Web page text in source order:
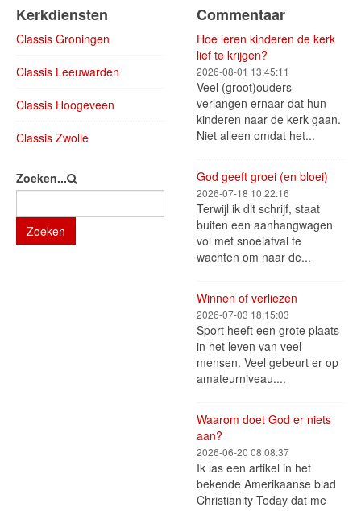
Kerkdiensten
Classis Groningen
Classis Leeuwarden
Classis Hoogeveen
Classis Zwolle
Zoeken...
Zoeken
Commentaar
Hoe leren kinderen de kerk
lief te krijgen?
2026-08-01 13:45:11
Veel (groot)ouders
verlangen ernaar dat hun
kinderen naar de kerk gaan.
Niet alleen omdat het...
God geeft groei (en bloei)
2026-07-18 10:22:16
Terwijl ik dit schrijf, staat
buiten een aanhangwagen
vol met snoeiafval te
wachten om naar de...
Winnen of verliezen
2026-07-03 18:15:03
Sport heeft een grote plaats
in het leven van veel
mensen. Veel gebeurt er op
amateurniveau....
Waarom doet God er niets
aan?
2026-06-20 08:08:37
Ik las een artikel in het
bekende Amerikaanse blad
Christianity Today dat me